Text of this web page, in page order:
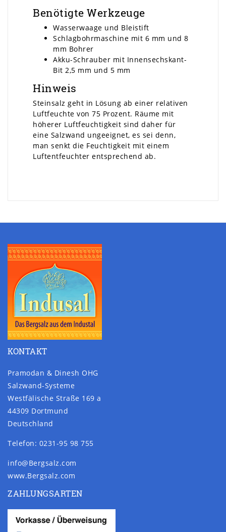
Benötigte Werkzeuge
Wasserwaage und Bleistift
Schlagbohrmaschine mit 6 mm und 8
mm Bohrer
Akku-Schrauber mit Innensechskant-
Bit 2,5 mm und 5 mm
Hinweis
Steinsalz geht in Lösung ab einer relativen
Luftfeuchte von 75 Prozent. Räume mit
höherer Luftfeuchtigkeit sind daher für
eine Salzwand ungeeignet, es sei denn,
man senkt die Feuchtigkeit mit einem
Luftentfeuchter entsprechend ab.
KONTAKT
Pramodan & Dinesh OHG
Salzwand-Systeme
Westfälische Straße 169 a
44309 Dortmund
Deutschland
Telefon: 0231-95 98 755
info@Bergsalz.com
www.Bergsalz.com
ZAHLUNGSARTEN